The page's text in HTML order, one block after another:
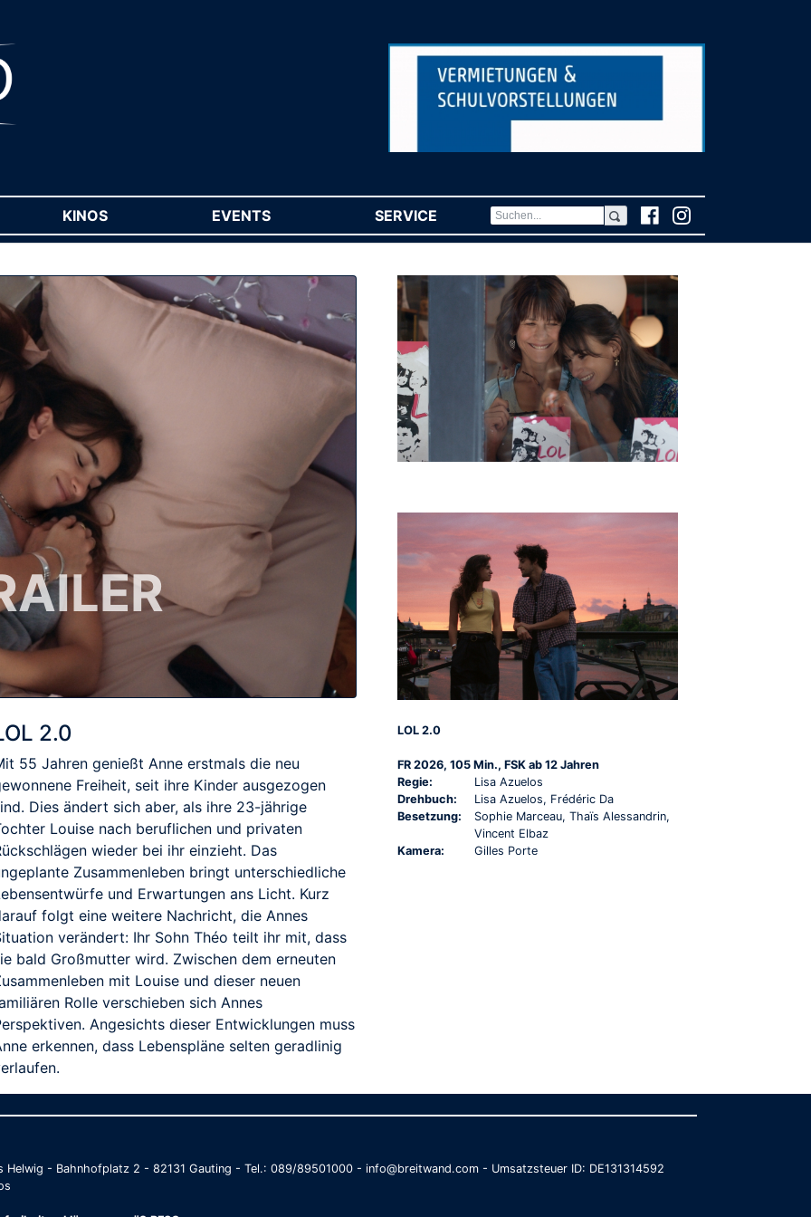
KINOS EVENTS SERVICE (CURRENT)
2.0
55 Jahren genießt Anne erstmals die neu
Freiheit, seit ihre Kinder ausgezogen
Dies ändert sich aber, als ihre 23-jährige
Louise nach beruflichen und privaten
wieder bei ihr einzieht. Das
Zusammenleben bringt unterschiedliche
und Erwartungen ans Licht. Kurz
folgt eine weitere Nachricht, die Annes
verändert: Ihr Sohn Théo teilt ihr mit, dass
bald Großmutter wird. Zwischen dem erneuten
mit Louise und dieser neuen
Rolle verschieben sich Annes
Angesichts dieser Entwicklungen muss
erkennen, dass Lebenspläne selten geradlinig
LOL 2.0
FR 2026, 105 Min., FSK ab 12 Jahren
Regie:
Lisa Azuelos
Drehbuch:
Lisa Azuelos, Frédéric Da
Besetzung:
Sophie Marceau, Thaïs Alessandrin,
Vincent Elbaz
Kamera:
Gilles Porte
- Bahnhofplatz 2 - 82131 Gauting - Tel.: 089/89501000 - info@breitwand.com - Umsatzsteuer ID: DE131314592